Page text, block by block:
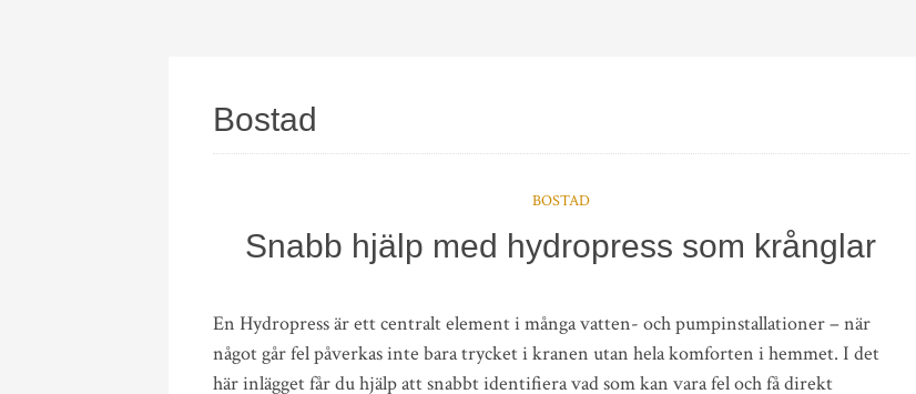
Bostad
BOSTAD
Snabb hjälp med hydropress som krånglar
En Hydropress är ett centralt element i många vatten- och pumpinstallationer – när
något går fel påverkas inte bara trycket i kranen utan hela komforten i hemmet. I det
här inlägget får du hjälp att snabbt identifiera vad som kan vara fel och få direkt